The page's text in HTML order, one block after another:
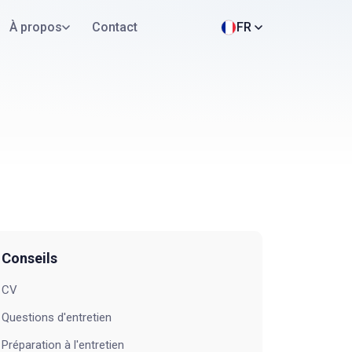
À propos Contact FR
Conseils
CV
Questions d'entretien
Préparation à l'entretien